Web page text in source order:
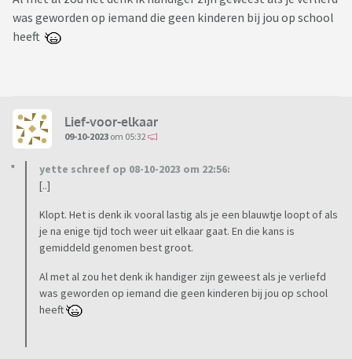
was geworden op iemand die geen kinderen bij jou op school
heeft
Lief-voor-elkaar
09-10-2023 om 05:32
yette schreef op 08-10-2023 om 22:56:
[..]
Klopt. Het is denk ik vooral lastig als je een blauwtje loopt of als
je na enige tijd toch weer uit elkaar gaat. En die kans is
gemiddeld genomen best groot.
Al met al zou het denk ik handiger zijn geweest als je verliefd
was geworden op iemand die geen kinderen bij jou op school
heeft